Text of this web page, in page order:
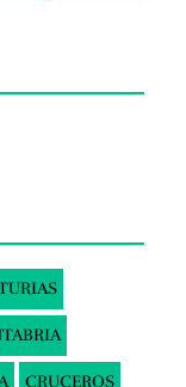
CRUCEROS